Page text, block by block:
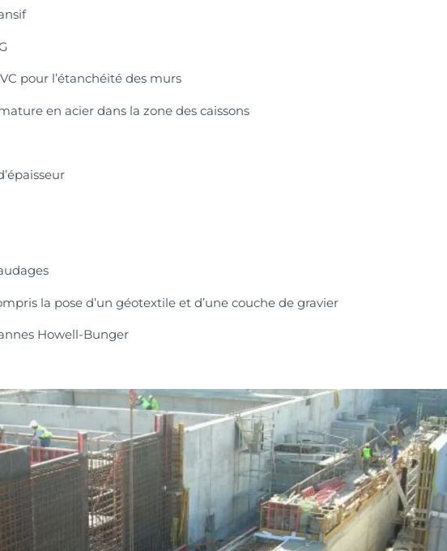
pour l’étanchéité des murs
en acier dans la zone des caissons
la pose d’un géotextile et d’une couche de gravier
Howell-Bunger